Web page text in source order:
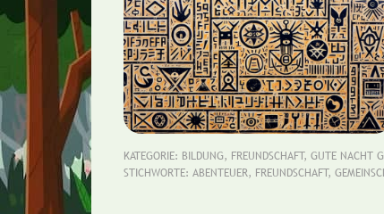
KATEGORIE: BILDUNG, FREUNDSCHAFT, GUTE NACHT
STICHWORTE: ABENTEUER, FREUNDSCHAFT,